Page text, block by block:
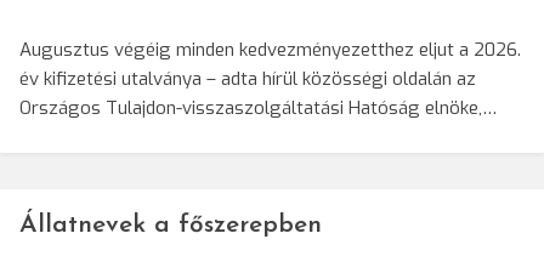
Augusztus végéig minden kedvezményezetthez eljut a 2026.
év kifizetési utalványa – adta hírül közösségi oldalán az
Országos Tulajdon-visszaszolgáltatási Hatóság elnöke,…
Állatnevek a főszerepben